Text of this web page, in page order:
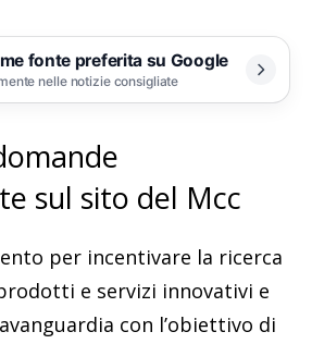
fonte preferita su Google
nelle notizie consigliate
sul sito del Mcc
per incentivare la ricerca
e servizi innovativi e
con l’obiettivo di